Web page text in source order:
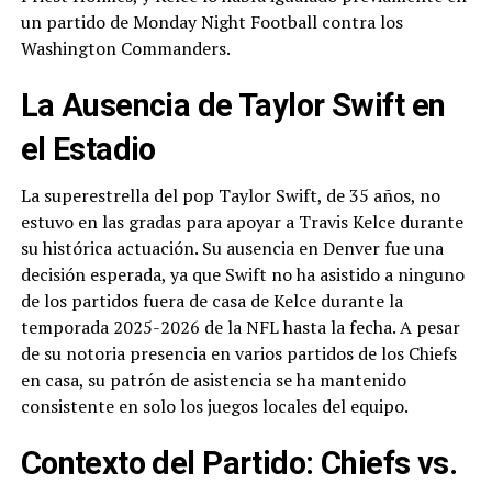
un partido de Monday Night Football contra los
Washington Commanders.
La Ausencia de Taylor Swift en
el Estadio
La superestrella del pop Taylor Swift, de 35 años, no
estuvo en las gradas para apoyar a Travis Kelce durante
su histórica actuación. Su ausencia en Denver fue una
decisión esperada, ya que Swift no ha asistido a ninguno
de los partidos fuera de casa de Kelce durante la
temporada 2025-2026 de la NFL hasta la fecha. A pesar
de su notoria presencia en varios partidos de los Chiefs
en casa, su patrón de asistencia se ha mantenido
consistente en solo los juegos locales del equipo.
Contexto del Partido: Chiefs vs.